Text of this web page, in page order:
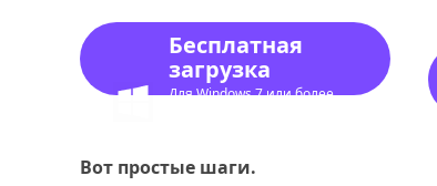
Бесплатная
загрузка
Для Windows 7 или более
Вот простые шаги.